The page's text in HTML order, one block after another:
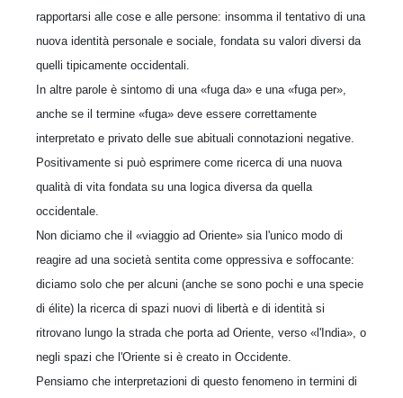
rapportarsi alle cose e alle persone: insomma il tentativo di una
nuova identità personale e sociale, fondata su valori diversi da
quelli tipicamente occidentali.
In altre parole è sintomo di una «fuga da» e una «fuga per»,
anche se il termine «fuga» deve essere correttamente
interpretato e privato delle sue abituali connotazioni negative.
Positivamente si può esprimere come ricerca di una nuova
qualità di vita fondata su una logica diversa da quella
occidentale.
Non diciamo che il «viaggio ad Oriente» sia l'unico modo di
reagire ad una società sentita come oppressiva e soffocante:
diciamo solo che per alcuni (anche se sono pochi e una specie
di élite) la ricerca di spazi nuovi di libertà e di identità si
ritrovano lungo la strada che porta ad Oriente, verso «l'India», o
negli spazi che l'Oriente si è creato in Occidente.
Pensiamo che interpretazioni di questo fenomeno in termini di